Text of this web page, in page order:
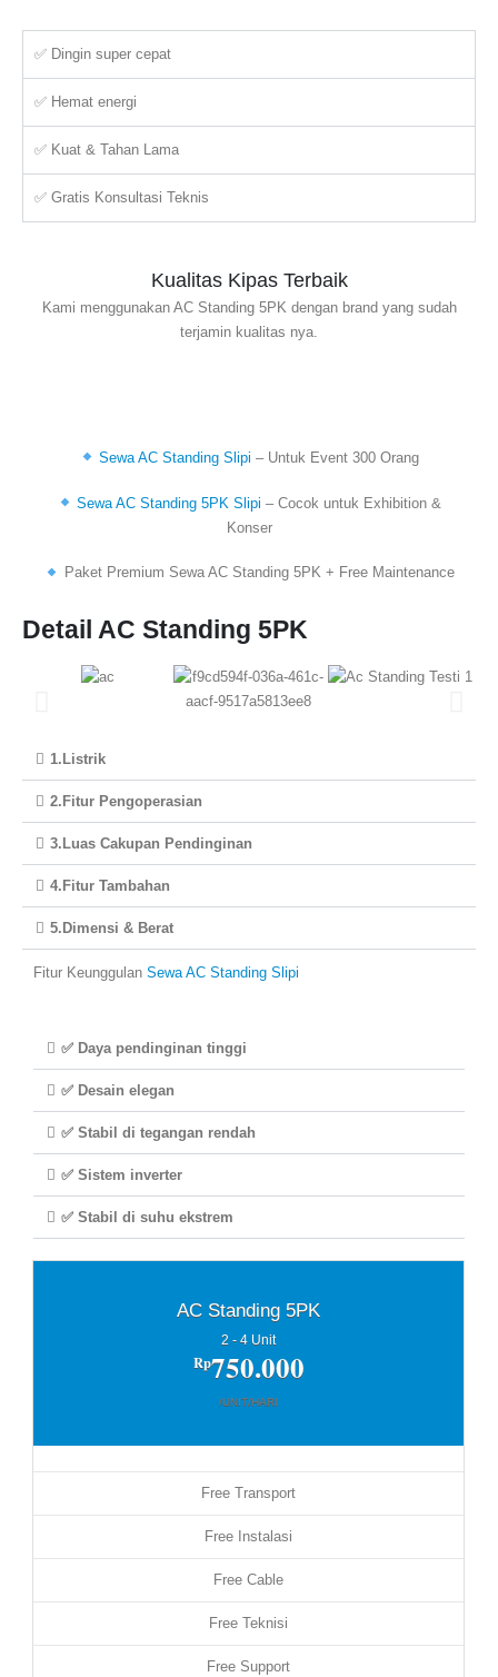
✅ Dingin super cepat
✅ Hemat energi
✅ Kuat & Tahan Lama
✅ Gratis Konsultasi Teknis
Kualitas Kipas Terbaik
Kami menggunakan AC Standing 5PK dengan brand yang sudah
terjamin kualitas nya.
Sewa AC Standing Slipi – Untuk Event 300 Orang
Sewa AC Standing 5PK Slipi – Cocok untuk Exhibition &
Konser
Paket Premium Sewa AC Standing 5PK + Free Maintenance
Detail AC Standing 5PK
1.Listrik
2.Fitur Pengoperasian
3.Luas Cakupan Pendinginan
4.Fitur Tambahan
5.Dimensi & Berat
Fitur Keunggulan Sewa AC Standing Slipi
✅ Daya pendinginan tinggi
✅ Desain elegan
✅ Stabil di tegangan rendah
✅ Sistem inverter
✅ Stabil di suhu ekstrem
AC Standing 5PK
2 - 4 Unit
Rp750.000
/UNIT/HARI
Free Transport
Free Instalasi
Free Cable
Free Teknisi
Free Support